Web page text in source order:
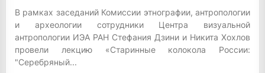
В рамках заседаний Комиссии этнографии, антропологии
и археологии сотрудники Центра визуальной
антропологии ИЭА РАН Стефания Дзини и Никита Хохлов
провели лекцию «Старинные колокола России:
"Серебряный...